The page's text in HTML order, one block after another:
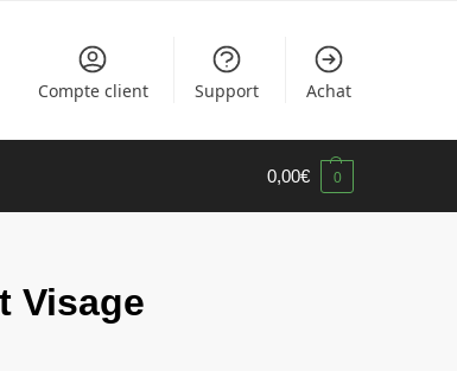
Compte client Support Achat
0,00€ 0
Visage